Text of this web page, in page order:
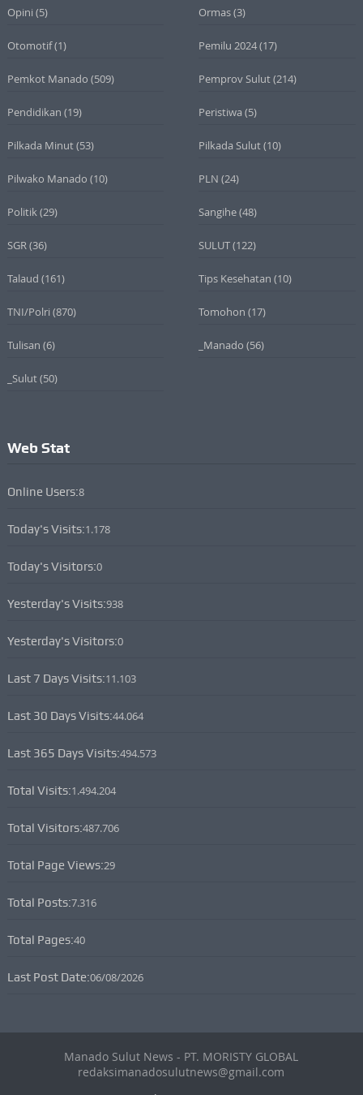
Opini (5) Ormas(3)
Otomotif(1) Pemilu 2024(17)
Pemkot Manado (509) Pemprov Sulut(214)
Pendidikan (19) Peristiwa (5)
Pilkada Minut(53) Pilkada Sulut(10)
Pilwako Manado (10) PLN (24)
Politik(29) Sangihe(48)
SGR(36) SULUT(122)
Talaud (161) Tips Kesehatan (10)
TNI/Polri (870) Tomohon (17)
Tulisan (6) _Manado (56)
_Sulut(50)
Web Stat
Online Users:8
Today's Visits:1.178
Today's Visitors:0
Yesterday's Visits:938
Yesterday's Visitors:0
Last 7 Days Visits:11.103
Last 30 Days Visits:44.064
Last 365 Days Visits:494.573
Total Visits:1.494.204
Total Visitors:487.706
Total Page Views:29
Total Posts:7.316
Total Pages:40
Last Post Date:06/08/2026
Manado Sulut News - PT. MORISTY GLOBAL
redaksimanadosulutnews@gmail.com